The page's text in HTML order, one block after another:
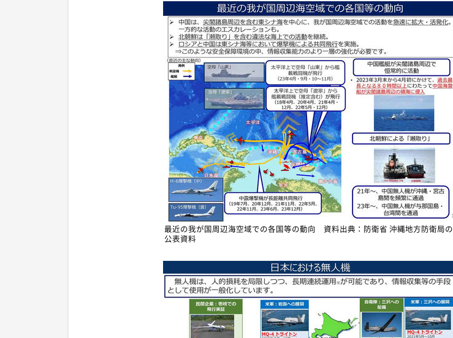
最近の我が国周辺海空域での各国等の動向 資料出典：防衛省 沖縄地方防衛局の
公表資料